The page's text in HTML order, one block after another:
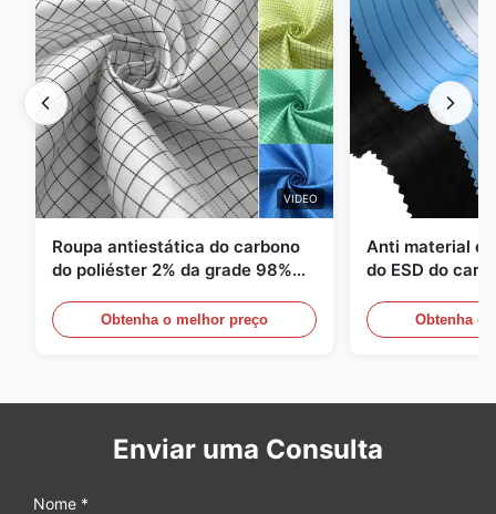
VIDEO
Roupa antiestática do carbono
do poliéster 2% da grade 98%
Obtenha o melhor preço
Anti material
do ESD do
Obtenha o
Enviar uma Consulta
Nome *